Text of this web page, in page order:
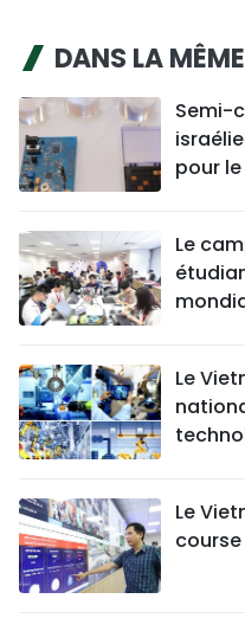
DANS LA
Semi-
pour
Le
Le
Le